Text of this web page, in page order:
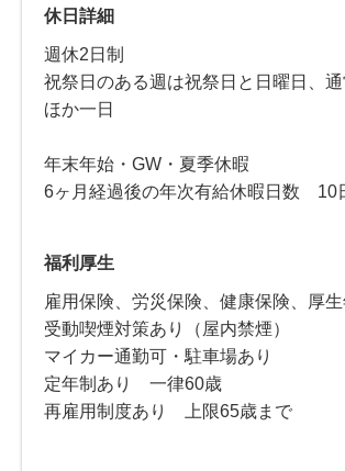
休日詳細
週休2日制
祝祭日のある週は祝祭日と日曜日、
ほか一日
年末年始・GW・夏季休暇
6ヶ月経過後の年次有給休暇日数 10
福利厚生
雇用保険、労災保険、健康保険、厚
受動喫煙対策あり（屋内禁煙）
マイカー通勤可・駐車場あり
定年制あり 一律60歳
再雇用制度あり 上限65歳まで